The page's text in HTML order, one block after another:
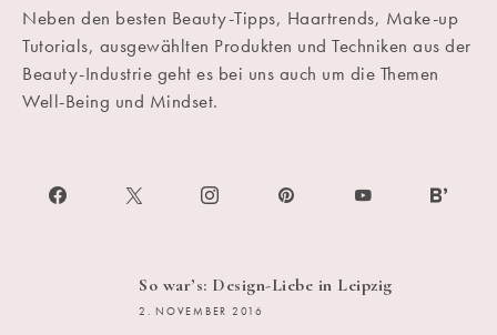
Neben den besten Beauty-Tipps, Haartrends, Make-up
Tutorials, ausgewählten Produkten und Techniken aus der
Beauty-Industrie geht es bei uns auch um die Themen
Well-Being und Mindset.
So war’s: Design-Liebe in Leipzig
2. NOVEMBER 2016